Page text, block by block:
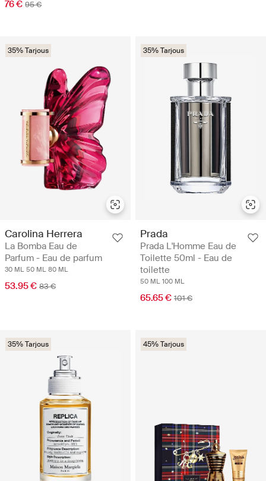
76 € 95 €
35% Tarjous
Carolina Herrera
La Bomba Eau de
Parfum - Eau de parfum
30 ML 50 ML 80 ML
53.95 € 83 €
35% Tarjous
Prada
Prada L'Homme Eau de
Toilette 50ml - Eau de
toilette
50 ML 100 ML
65.65 € 101 €
35% Tarjous 45% Tarjous